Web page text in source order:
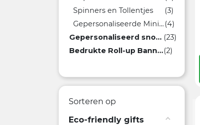
Spinners en Tollentjes
(3)
Gepersonaliseerde Miniaturen Vrachtwagens(4)
Gepersonaliseerd snoep (23)
Bedrukte Roll-up Banners en Banners(2)
Sorteren op
Eco-friendly gifts